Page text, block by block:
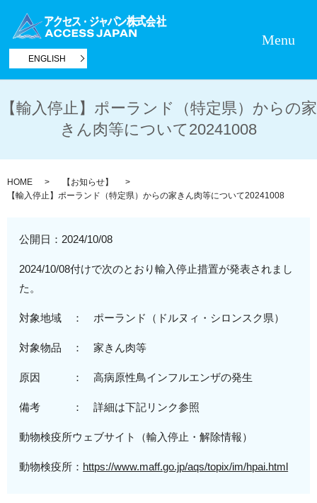
ENGLISH
Menu
【輸入停止】ポーランド（特定県）からの家
きん肉等について20241008
HOME
【お知らせ】
【輸入停止】ポーランド（特定県）からの家きん肉等について20241008
公開日： 2024/10/08
2024/10/08付けで次のとおり輸入停止措置が発表されまし
た。
対象地域 ： ポーランド（ドルヌィ・シロンスク県）
対象物品 ： 家きん肉等
原因 ： 高病原性鳥インフルエンザの発生
備考 ： 詳細は下記リンク参照
動物検疫所ウェブサイト（輸入停止・解除情報）
動物検疫所： https://www.maff.go.jp/aqs/topix/im/hpai.html